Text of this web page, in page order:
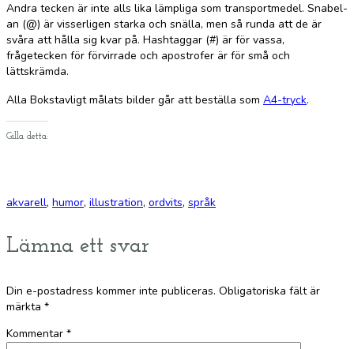
Andra tecken är inte alls lika lämpliga som transportmedel. Snabel-
an (@) är visserligen starka och snälla, men så runda att de är
svåra att hålla sig kvar på. Hashtaggar (#) är för vassa,
frågetecken för förvirrade och apostrofer är för små och
lättskrämda.
Alla Bokstavligt målats bilder går att beställa som A4-tryck.
Gilla detta:
akvarell, humor, illustration, ordvits, språk
Lämna ett svar
Din e-postadress kommer inte publiceras. Obligatoriska fält är
märkta *
Kommentar *